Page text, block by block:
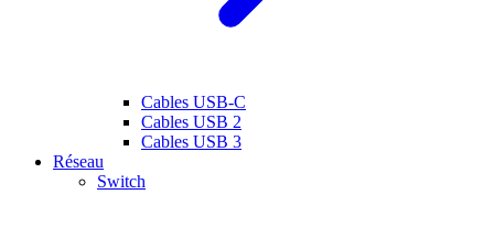
Cables USB-C
Cables USB 2
Cables USB 3
Réseau
Switch